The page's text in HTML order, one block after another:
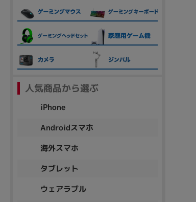
人気商品から選ぶ
iPhone
Androidスマホ
海外スマホ
タブレット
ウェアラブル
各項目のチェックボックスは「or検索」となります。